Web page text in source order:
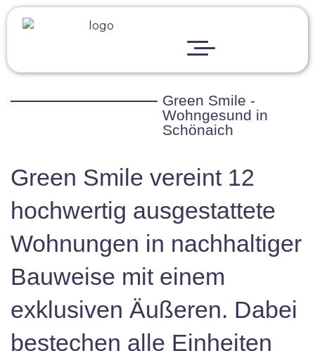
Startseite
FAQ
Aktuelles
Baustellenupdate
Green Smile -
Wohngesund in
Schönaich
Green Smile vereint 12
hochwertig ausgestattete
Wohnungen in nachhaltiger
Bauweise mit einem
exklusiven Äußeren. Dabei
bestechen alle Einheiten